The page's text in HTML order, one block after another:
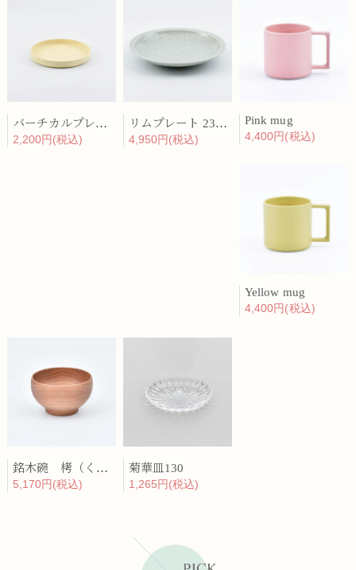
バーチカルプレート 15cm 化粧土
2,200円(税込)
リムプレート 23cm 呉須散
4,950円(税込)
Pink mug
4,400円(税込)
Yellow mug
4,400円(税込)
銘木碗 栲（くるみ）
5,170円(税込)
菊華皿130
1,265円(税込)